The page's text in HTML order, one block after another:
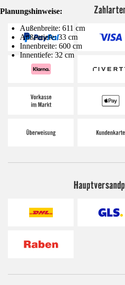
Planungshinweise:
Außenbreite: 611 cm
Außentiefe: 33 cm
Innenbreite: 600 cm
Innentiefe: 32 cm